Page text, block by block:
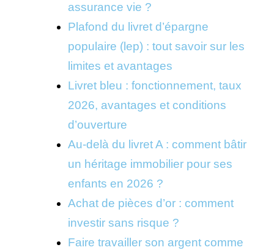
assurance vie ?
Plafond du livret d’épargne
populaire (lep) : tout savoir sur les
limites et avantages
Livret bleu : fonctionnement, taux
2026, avantages et conditions
d’ouverture
Au-delà du livret A : comment bâtir
un héritage immobilier pour ses
enfants en 2026 ?
Achat de pièces d’or : comment
investir sans risque ?
Faire travailler son argent comme